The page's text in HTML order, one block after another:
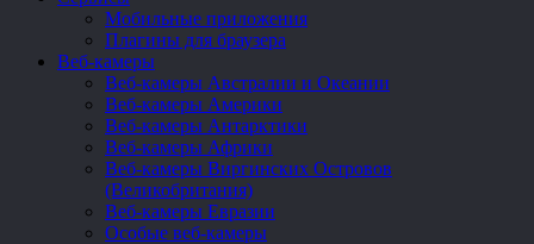
Мобильные приложения
Плагины для браузера
Веб-камеры
Веб-камеры Австралии и Океании
Веб-камеры Америки
Веб-камеры Антарктики
Веб-камеры Африки
Веб-камеры Виргинских Островов
(Великобритания)
Веб-камеры Евразии
Особые веб-камеры